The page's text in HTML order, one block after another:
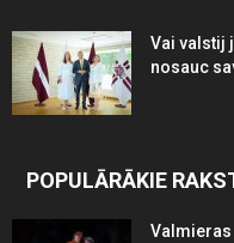
Vai valstij
nosauc
POPULĀRĀKIE